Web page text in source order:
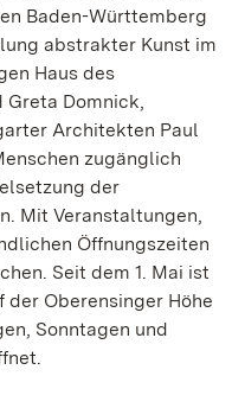
Baden-Württemberg
abstrakter Kunst im
Haus des
Greta Domnick,
Architekten Paul
zugänglich
der
Mit Veranstaltungen,
Öffnungszeiten
Seit dem 1. Mai ist
Oberensinger Höhe
Sonntagen und